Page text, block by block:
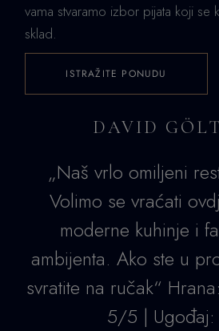
vama stvaramo izbor pijata koji se
sklad.
ISTRAŽITE PONUDU
DAVID
„Naš vrlo omiljeni
Volimo se vraćati
moderne kuhinje i
ambijenta. Ako ste u
svratite na ručak“
5/5 |